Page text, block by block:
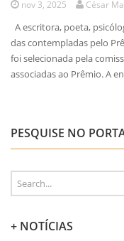
nov 3, 2025 César
A escritora, poeta,
das contempladas pelo
foi selecionada pela
associadas ao Prêmio. A
PESQUISE NO
+ NOTÍCIAS